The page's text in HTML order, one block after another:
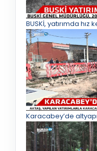
BUSKİ, yatırımda hız
Karacabey’de